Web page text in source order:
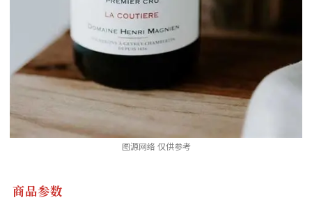
图源网络 仅供参考
商品参数